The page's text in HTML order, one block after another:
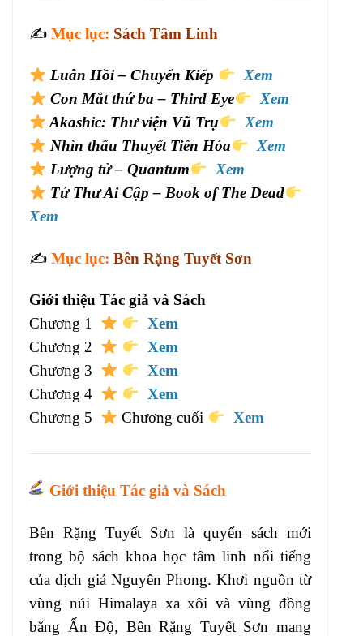
✍️ Mục lục: Sách Tâm Linh
Luân Hồi – Chuyển Kiếp
Xem
Con Mắt thứ ba – Third Eye
Xem
Akashic: Thư viện Vũ Trụ
Xem
Nhìn thấu Thuyết Tiến Hóa
Xem
Lượng tử – Quantum
Xem
Tử Thư Ai Cập – Book of The Dead
Xem
✍️ Mục lục: Bên Rặng Tuyết Sơn
Giới thiệu Tác giả và Sách
Chương 1
Xem
Chương 2
Xem
Chương 3
Xem
Chương 4
Xem
Chương 5
Chương cuối Xem
Giới thiệu Tác giả và Sách
Bên Rặng Tuyết Sơn là quyển sách mới
trong bộ sách khoa học tâm linh nổi tiếng
của dịch giả Nguyên Phong. Khơi nguồn từ
vùng núi Himalaya xa xôi và vùng đồng
bằng Ấn Độ, Bên Rặng Tuyết Sơn mang